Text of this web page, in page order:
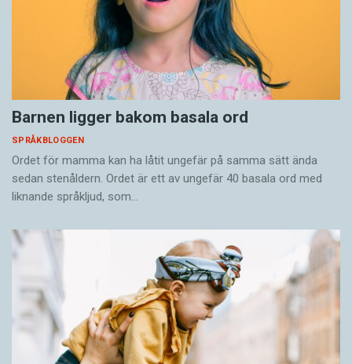
Barnen ligger bakom basala ord
SPRÅKBLOGGEN
Ordet för mamma kan ha låtit ungefär på samma sätt ända
sedan stenåldern. Ordet är ett av ungefär 40 basala ord med
liknande språkljud, som…